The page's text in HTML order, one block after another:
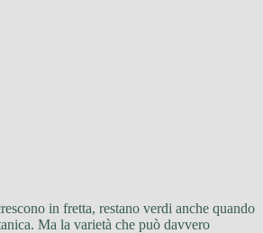
in fretta, restano verdi anche quando
Ma la varietà che può davvero